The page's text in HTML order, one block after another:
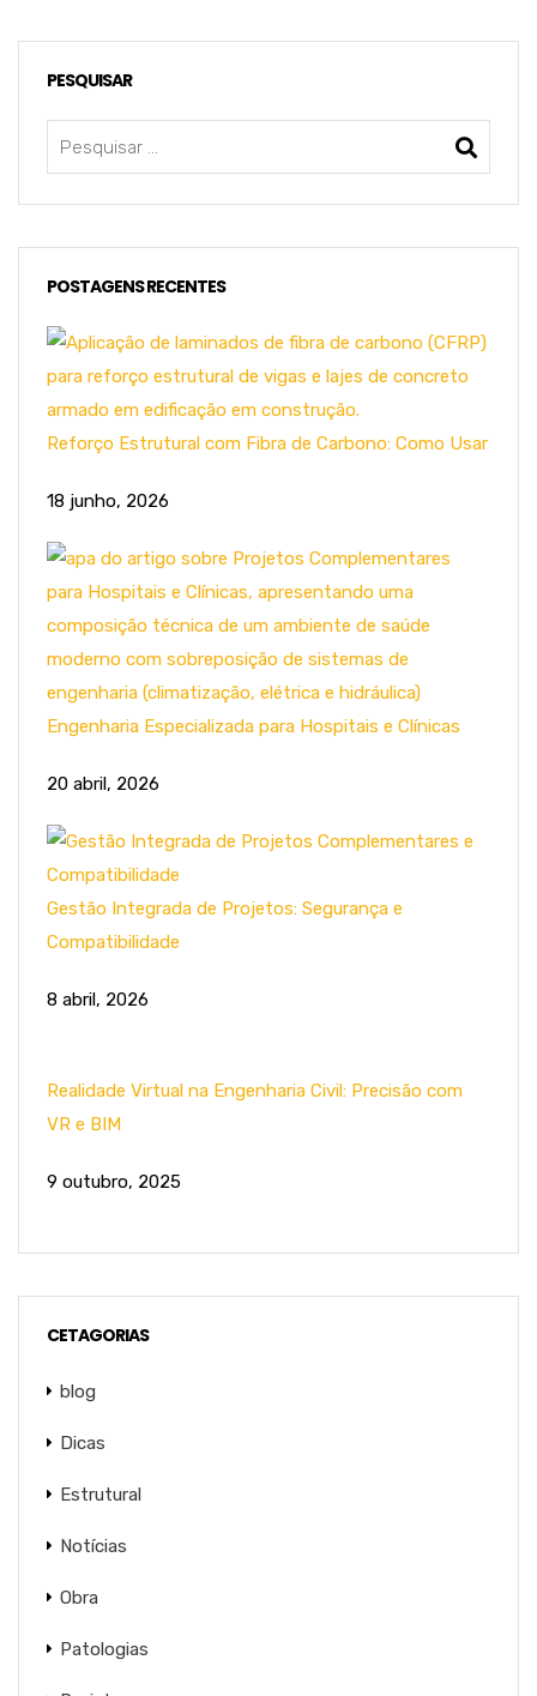
PESQUISAR
POSTAGENS RECENTES
Reforço Estrutural com Fibra de Carbono: Como Usar
18 junho, 2026
Engenharia Especializada para Hospitais e Clínicas
20 abril, 2026
Gestão Integrada de Projetos: Segurança e
Compatibilidade
8 abril, 2026
Realidade Virtual na Engenharia Civil: Precisão com
VR e BIM
9 outubro, 2025
CETAGORIAS
blog
Dicas
Estrutural
Notícias
Obra
Patologias